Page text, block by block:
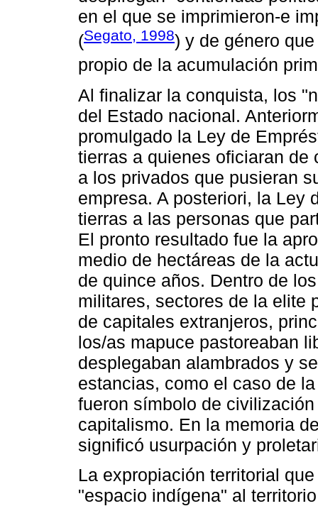
en el que se imprimieron-e
(Segato, 1998) y de género
propio de la acumulación
Al finalizar la conquista, los
del Estado nacional.
promulgado la Ley de
tierras a quienes oficiaran de
a los privados que pusieran
empresa. A posteriori, la Ley
tierras a las personas que
El pronto resultado fue la
medio de hectáreas de la
de quince años. Dentro de
militares, sectores de la elite
de capitales extranjeros,
los/as mapuce pastoreaban
desplegaban alambrados y
estancias, como el caso de
fueron símbolo de
capitalismo. En la memoria
significó usurpación y
La expropiación territorial
"espacio indígena" al